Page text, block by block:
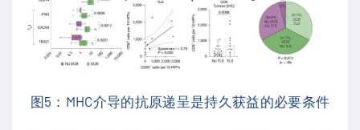
图5：MHC介导的抗原递呈是持久获益的必要条件